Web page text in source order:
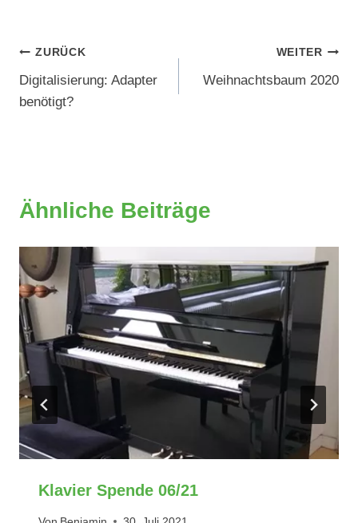
Beitragsnavigation
ZURÜCK
Digitalisierung: Adapter
benötigt?
WEITER
Weihnachtsbaum 2020
Ähnliche Beiträge
Klavier Spende 06/21